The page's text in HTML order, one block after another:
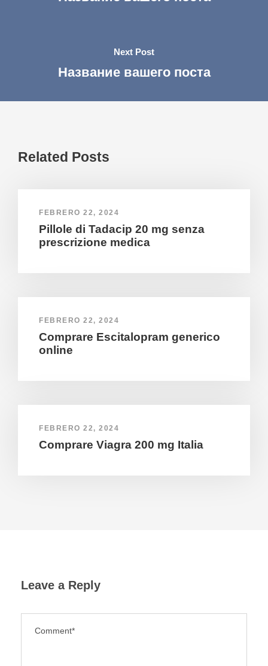
Next Post
Название вашего поста
Related Posts
FEBRERO 22, 2024
Pillole di Tadacip 20 mg senza
prescrizione medica
FEBRERO 22, 2024
Comprare Escitalopram generico
online
FEBRERO 22, 2024
Comprare Viagra 200 mg Italia
Leave a Reply